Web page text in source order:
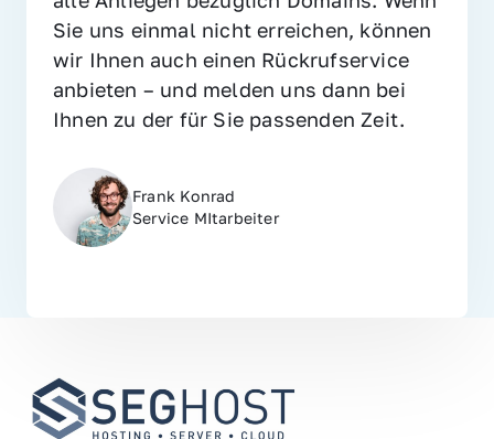
Sie uns einmal nicht erreichen, können
wir Ihnen auch einen Rückrufservice
anbieten – und melden uns dann bei
Ihnen zu der für Sie passenden Zeit.
Frank Konrad
Service MItarbeiter